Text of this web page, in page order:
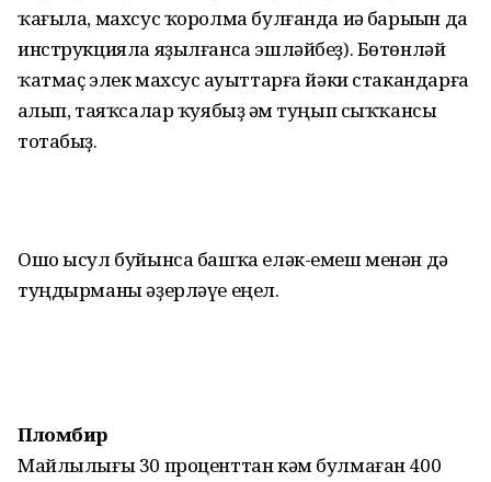
ҡағыла, махсус ҡоролма булғанда иһә барыһын да
инструкцияла яҙылғанса эшләйбеҙ). Бөтөнләй
ҡатмаҫ элек махсус һауыттарға йәки стакандарға
һалып, таяҡсалар ҡуябыҙ һәм туңып сыҡҡансы
тотабыҙ.
Ошо ысул буйынса башҡа еләк-емеш менән дә
туңдырманы әҙерләүе еңел.
Пломбир
Майлылығы 30 проценттан кәм булмаған 400